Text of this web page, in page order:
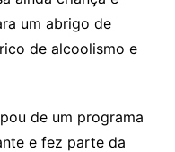
um abrigo de
de alcoolismo e
de um programa
e fez parte da